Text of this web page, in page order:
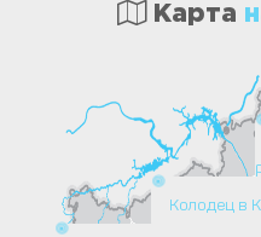
Карта
Колодец в